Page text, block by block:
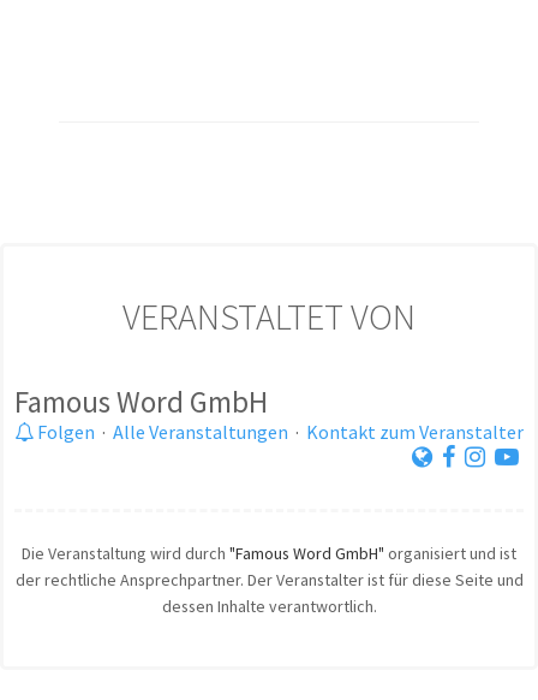
VERANSTALTET VON
Famous Word GmbH
Folgen · Alle Veranstaltungen · Kontakt zum Veranstalter
Die Veranstaltung wird durch "Famous Word GmbH" organisiert und ist
der rechtliche Ansprechpartner. Der Veranstalter ist für diese Seite und
dessen Inhalte verantwortlich.